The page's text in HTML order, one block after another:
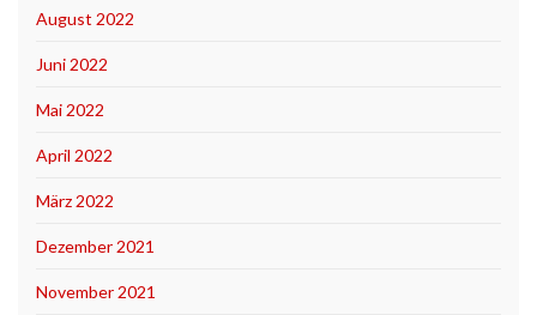
August 2022
Juni 2022
Mai 2022
April 2022
März 2022
Dezember 2021
November 2021